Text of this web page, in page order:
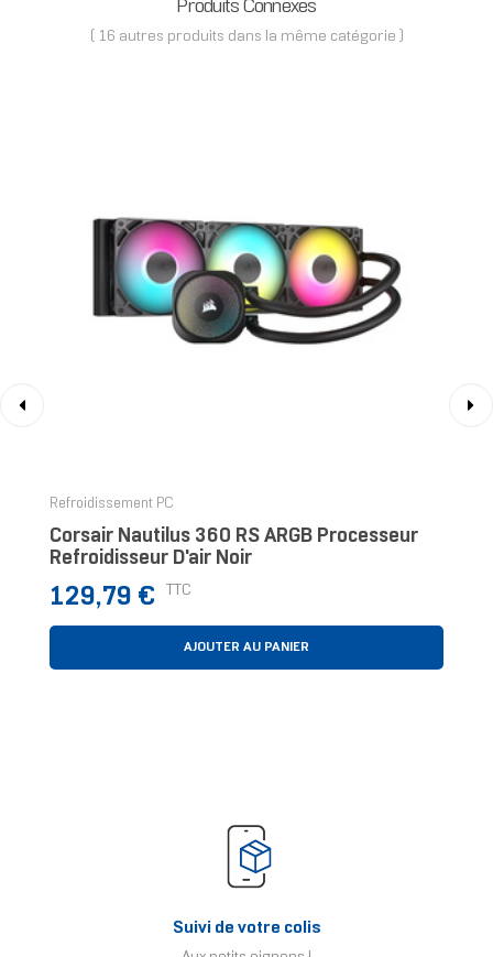
Produits Connexes
( 16 autres produits dans la même catégorie )
Refroidissement PC
Corsair Nautilus 360 RS ARGB Processeur
Refroidisseur D'air Noir
Prix
129,79 € TTC
AJOUTER AU PANIER
Suivi de votre colis